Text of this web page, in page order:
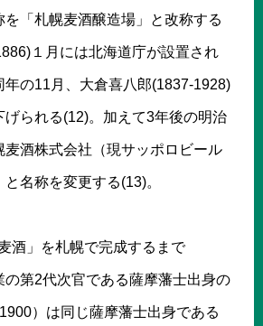
「札幌麦酒醸造場」と改称する
１月には北海道庁が設置され
年の11月、大倉喜八郎(1837-1928)
げられる(12)。加えて3年後の明治
麦酒株式会社（現サッポロビール
名称を変更する(13)。
酒」を札幌で完成するまで
の第2代次官である薩摩藩士出身の
）は同じ薩摩藩士出身である